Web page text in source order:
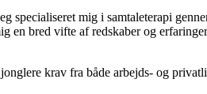
specialiseret mig i samtaleterapi
en bred vifte af redskaber og
krav fra både arbejds- og